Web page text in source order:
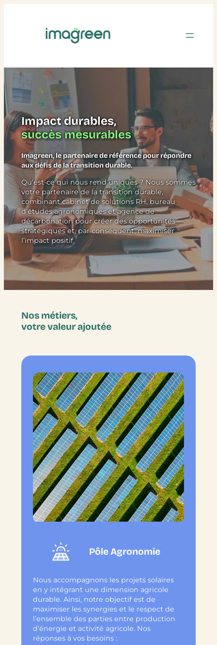
Impact durables,
succès mesurables
Imagreen, le partenaire de référence pour répondre
aux défis de la transition durable.
Qu’est-ce qui nous rend uniques ? Nous sommes
votre partenaire de la transition durable,
combinant cabinet de solutions RH, bureau
d’études agronomiques et agence de
décarbonation pour créer des opportunités
stratégiques et, par conséquent, maximiser
l’impact positif.
Nos métiers,
votre valeur ajoutée
Pôle Agronomie
Nous accompagnons les projets solaires
en y intégrant une dimension agricole
durable. Ainsi, notre objectif est de
maximiser les synergies et le respect de
l’ensemble des parties entre production
d’énergie et activité agricole. Nos
réponses à vos besoins :